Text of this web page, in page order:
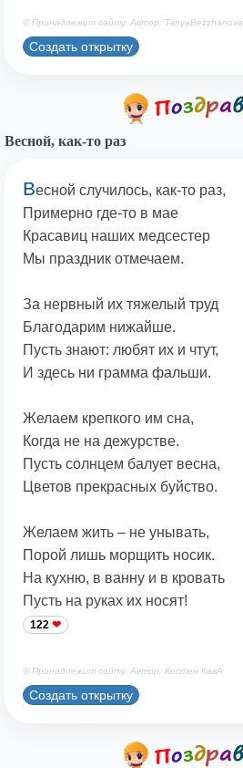
© Принадлежит сайту. Автор: TanyaBezzhanova
Создать открытку
Весной, как-то раз
Весной случилось, как-то раз,
Примерно где-то в мае
Красавиц наших медсестер
Мы праздник отмечаем.
За нервный их тяжелый труд
Благодарим нижайше.
Пусть знают: любят их и чтут,
И здесь ни грамма фальши.
Желаем крепкого им сна,
Когда не на дежурстве.
Пусть солнцем балует весна,
Цветов прекрасных буйство.
Желаем жить – не унывать,
Порой лишь морщить носик.
На кухню, в ванну и в кровать
Пусть на руках их носят!
122
© Принадлежит сайту. Автор: Костен КавА
Создать открытку